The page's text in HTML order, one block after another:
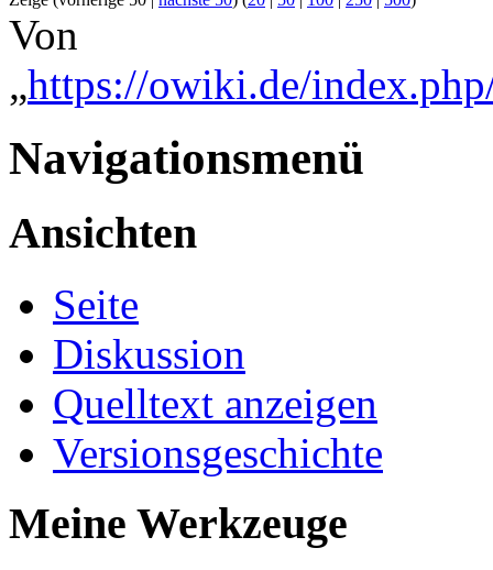
Von
„https://owiki.de/
Navigationsmenü
Ansichten
Seite
Diskussion
Quelltext anzeigen
Versionsgeschichte
Meine Werkzeuge